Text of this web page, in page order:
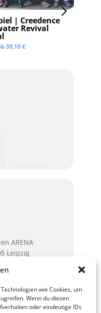
wie Cookies, um
Wenn du diesen
oder eindeutige IDs
| Creedence
Revival
39,10€
ARENA
Leipzig
Nahverkehr:
ist während